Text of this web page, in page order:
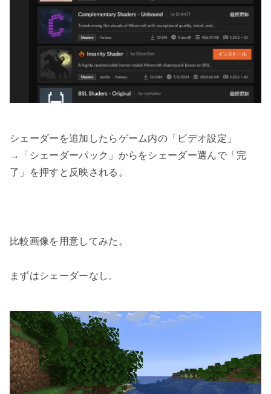
シェーダーを追加したらゲーム内の「ビデオ設定」
→「シェーダーパック」からをシェーダー選んで「完
了」を押すと反映される。
比較画像を用意してみた。
まずはシェーダーなし。